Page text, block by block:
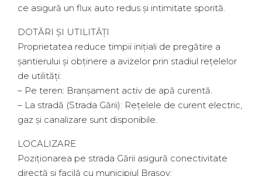
ce asigură un flux auto redus și intimitate sporită.
DOTĂRI ȘI UTILITĂȚI
Proprietatea reduce timpii inițiali de pregătire a
șantierului și obținere a avizelor prin stadiul rețelelor
de utilități:
– Pe teren: Branșament activ de apă curentă.
– La stradă (Strada Gării): Rețelele de curent electric,
gaz și canalizare sunt disponibile.
LOCALIZARE
Poziționarea pe strada Gării asigură conectivitate
directă și facilă cu municipiul Brașov: